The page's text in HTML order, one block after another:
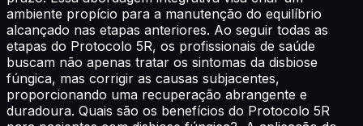
ambiente propício para a manutenção do equilíbrio
alcançado nas etapas anteriores. Ao seguir todas as
etapas do Protocolo 5R, os profissionais de saúde
buscam não apenas tratar os sintomas da disbiose
fúngica, mas corrigir as causas subjacentes,
proporcionando uma recuperação abrangente e
duradoura. Quais são os benefícios do Protocolo 5R